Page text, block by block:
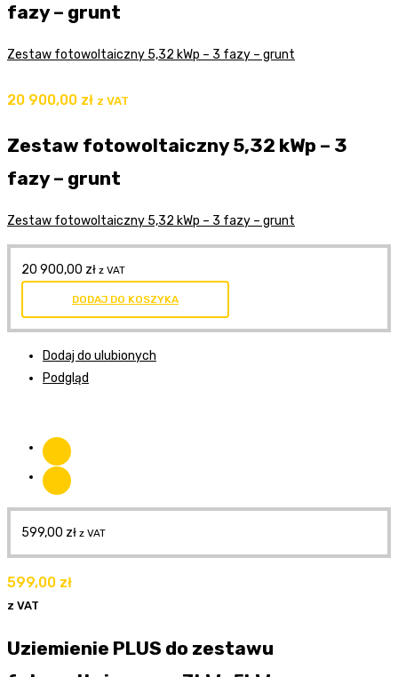
fazy – grunt
Zestaw fotowoltaiczny 5,32 kWp – 3 fazy – grunt
20 900,00 zł z VAT
Zestaw fotowoltaiczny 5,32 kWp – 3
fazy – grunt
Zestaw fotowoltaiczny 5,32 kWp – 3 fazy – grunt
20 900,00 zł z VAT
DODAJ DO KOSZYKA
Dodaj do ulubionych
Podgląd
599,00 zł z VAT
599,00 zł
z VAT
Uziemienie PLUS do zestawu